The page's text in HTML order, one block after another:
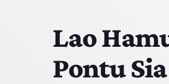
Lao
Pontu